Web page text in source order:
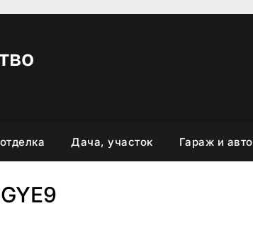
Дача, участок Гараж и авто